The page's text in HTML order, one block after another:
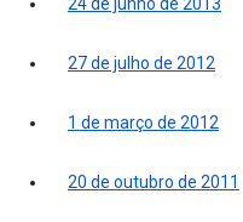
24 de junho de 2013
27 de julho de 2012
1 de março de 2012
20 de outubro de 2011